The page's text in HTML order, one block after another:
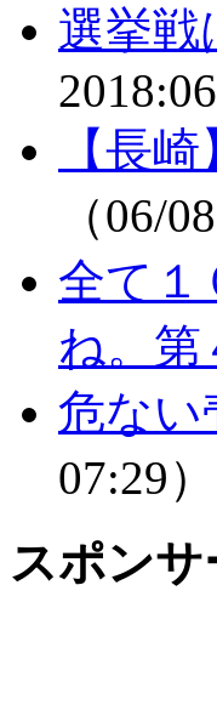
選挙戦
【長
（06/
全て１
ね。第
危ない
07:29）
スポンサ